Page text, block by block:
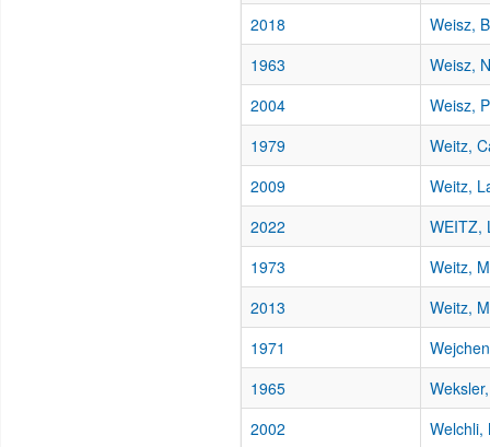
2018
Weisz,
1963
Weisz,
2004
Weisz,
1979
Weitz,
2009
Weitz,
2022
WEITZ,
1973
Weitz,
2013
Weitz,
1971
1965
2002
Welchli,